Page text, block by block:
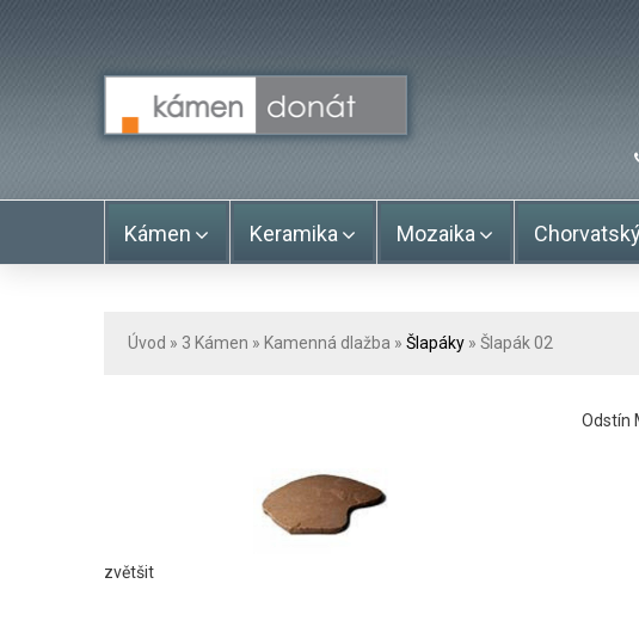
Kámen Keramika Mozaika
Úvod » 3 Kámen » Kamenná dlažba » Šlapáky » Šlapák 02
zvětšit
Odstín